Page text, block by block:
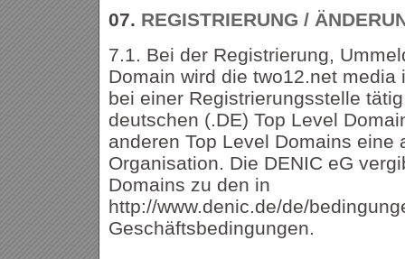
07. REGISTRIERUNG /
7.1. Bei der Registrierung,
Domain wird die two12.net media
bei einer Registrierungsstelle
deutschen (.DE) Top Level
anderen Top Level Domains eine
Organisation. Die DENIC eG
Domains zu den in
http://www.denic.de/de/
Geschäftsbedingungen.